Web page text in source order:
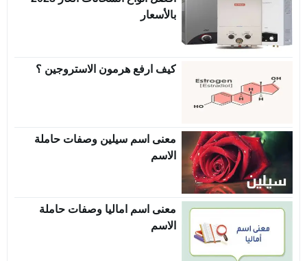
بالأسعار
كيف ارفع هرمون الاستروجين ؟
معنى اسم سيلين وصفات حاملة
الاسم
معنى اسم اماليا وصفات حاملة
الاسم